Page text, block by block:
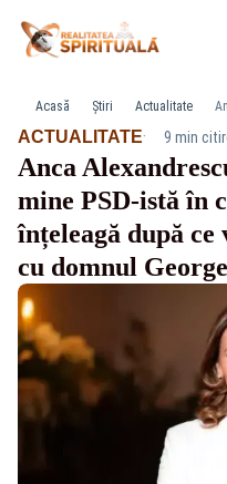
Acasă Știri Actualitate
ACTUALITATE· 9 min
Anca
mine PSD-istă în
înțeleagă după ce
cu domnul